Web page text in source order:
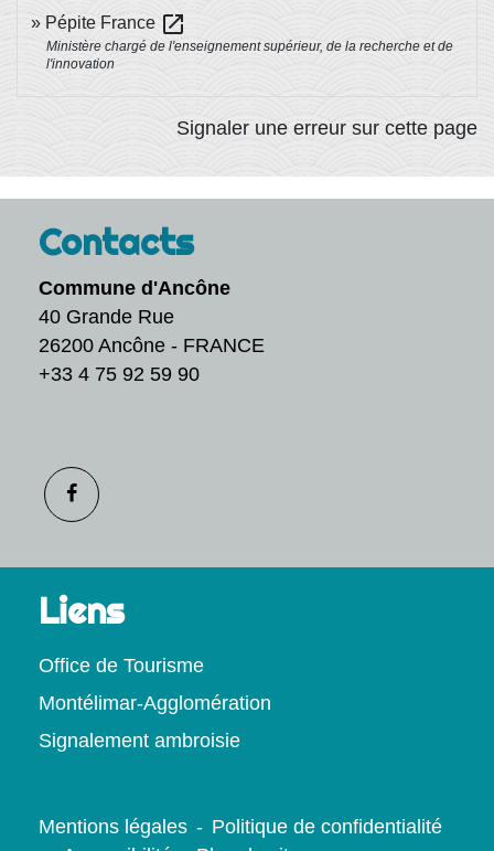
Pépite France open_in_new
Ministère chargé de l'enseignement supérieur, de la recherche et de
l'innovation
Signaler une erreur sur cette page
Contacts
Commune d'Ancône
40 Grande Rue
26200 Ancône - FRANCE
+33 4 75 92 59 90
Liens
Office de Tourisme
Montélimar-Agglomération
Signalement ambroisie
Mentions légales - Politique de confidentialité